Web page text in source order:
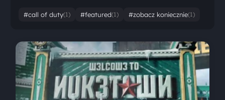
#call of duty(1) #featured(1) #zobacz koniecznie(1)